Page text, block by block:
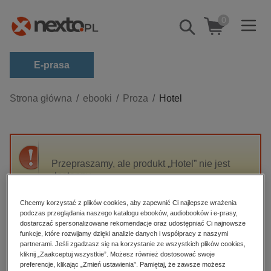
Pokaż/schowaj
wyszukiwarkę
0
E-prasa
Kategorie
biznesowe, branżowe, gospodarka
dzienniki
edukacja
hobby, sport, rozrywka
komputery, internet, technologie, informatyka
Strona główna ebooki Proza Hotel
Przepraszamy, ale produkt „Hotel” nie jest
dostępny.
High-contrast mode
Polecane
Chcemy korzystać z plików cookies, aby zapewnić Ci najlepsze wrażenia
podczas przeglądania naszego katalogu ebooków, audiobooków i e-prasy,
dostarczać spersonalizowane rekomendacje oraz udostępniać Ci najnowsze
funkcje, które rozwijamy dzięki analizie danych i współpracy z naszymi
partnerami. Jeśli zgadzasz się na korzystanie ze wszystkich plików cookies,
kliknij „Zaakceptuj wszystkie”. Możesz również dostosować swoje
preferencje, klikając „Zmień ustawienia”. Pamiętaj, że zawsze możesz